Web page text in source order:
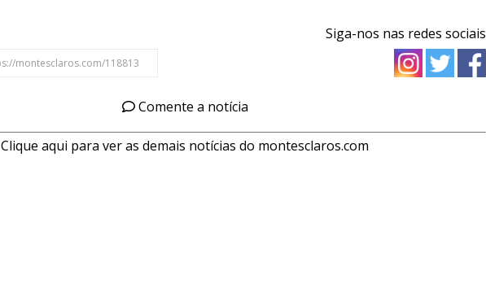
Siga-nos nas redes sociais
Comente a notícia
Clique aqui para ver as demais notícias do montesclaros.com